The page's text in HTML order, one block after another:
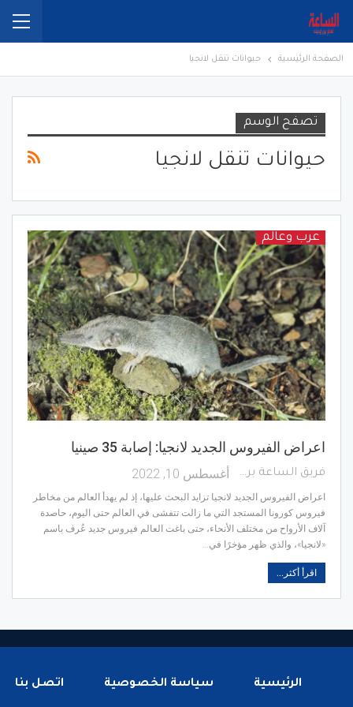
الصفحة الرئيسية حيوانات تنقل لانجيا
تصفح الوسم
حيوانات تنقل لانجيا
عرب وعالم
اعراض الفيروس الجديد لانجيا: إصابة 35 صينيا
فريق الساعة برس أغسطس 10, 2022
اعراض الفيروس الجديد لانجيا تزايد البحث عليها، إذ لم يهدأ العالم من مخاطر
فيروس كورونا المستجد التي ما زالت تتفشى في العالم حتى اليوم، حاصدة
آلاف الأرواح من مختلف الأنحاء، حتى باغت العالم فيروس جديد عُرف باسم
«لانجيا»، والذي ظهر مؤخرًا في…
اقرأ أكثر...
الرئيسية سياسة الخصوصية اتصل بنا